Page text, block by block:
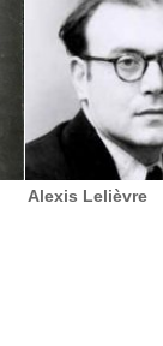
Alexis Lelièvre